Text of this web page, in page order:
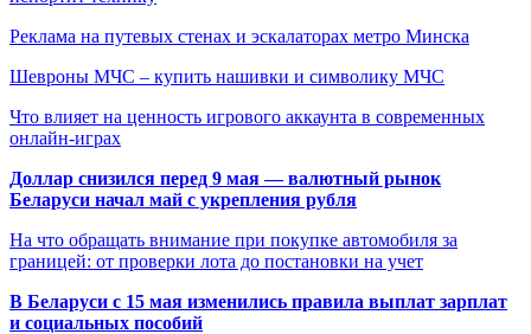
Реклама на путевых стенах и эскалаторах метро Минска
Шевроны МЧС – купить нашивки и символику МЧС
Что влияет на ценность игрового аккаунта в современных
онлайн-играх
Доллар снизился перед 9 мая — валютный рынок
Беларуси начал май с укрепления рубля
На что обращать внимание при покупке автомобиля за
границей: от проверки лота до постановки на учет
В Беларуси с 15 мая изменились правила выплат зарплат
и социальных пособий